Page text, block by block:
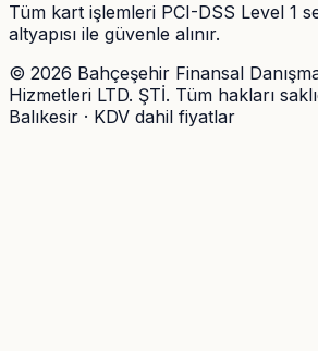
Tüm kart işlemleri PCI-DSS Level 1
altyapısı ile güvenle alınır.
© 2026 Bahçeşehir Finansal
Hizmetleri LTD. ŞTİ. Tüm hakları
Balıkesir · KDV dahil fiyatlar